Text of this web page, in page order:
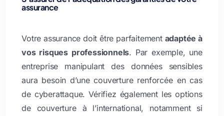
assurance
Votre assurance doit être parfaitement adaptée à
vos risques professionnels. Par exemple, une
entreprise manipulant des données sensibles
aura besoin d’une couverture renforcée en cas
de cyberattaque. Vérifiez également les options
de couverture à l’international, notamment si